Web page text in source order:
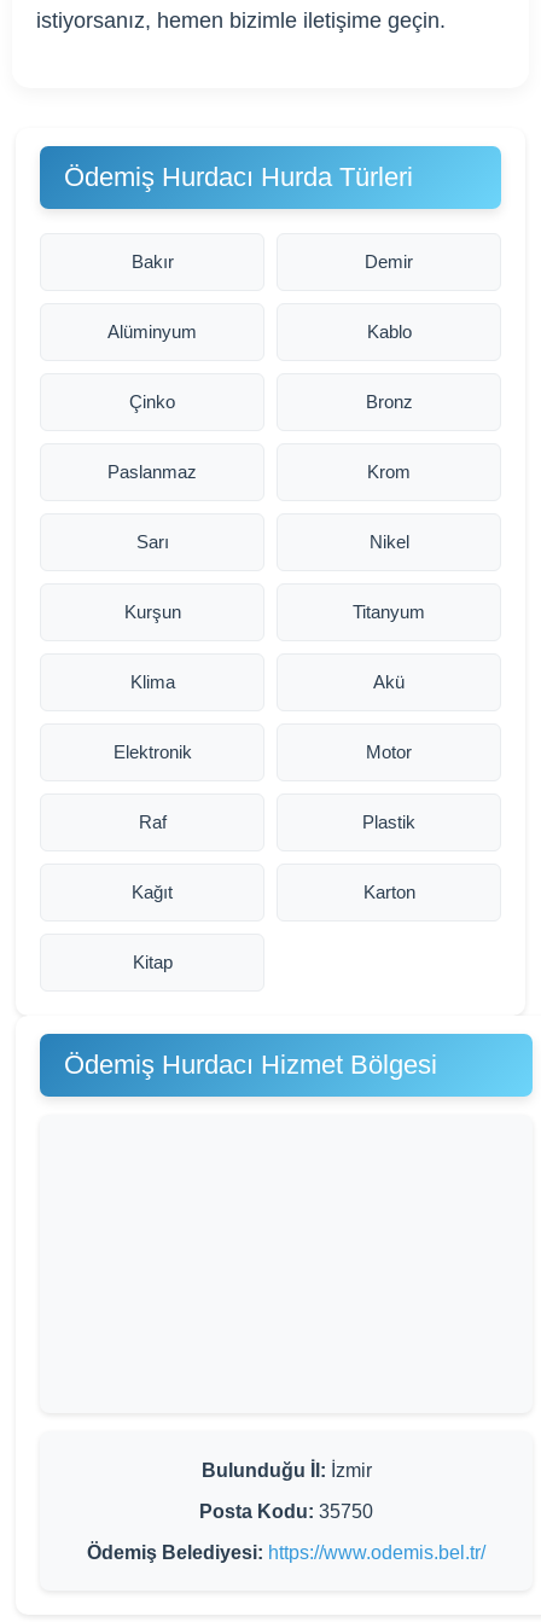
istiyorsanız, hemen bizimle iletişime geçin.
Ödemiş Hurdacı Hurda Türleri
Bakır Demir
Alüminyum Kablo
Çinko Bronz
Paslanmaz Krom
Sarı Nikel
Kurşun Titanyum
Klima Akü
Elektronik Motor
Raf Plastik
Kağıt Karton
Kitap
Ödemiş Hurdacı Hizmet Bölgesi
Bulunduğu İl: İzmir
Posta Kodu: 35750
Ödemiş Belediyesi: https://www.odemis.bel.tr/